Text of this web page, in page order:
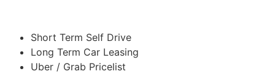
Short Term Self Drive
Long Term Car Leasing
Uber / Grab Pricelist